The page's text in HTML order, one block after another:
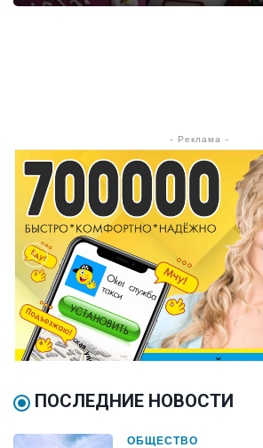
- Реклама -
ПОСЛЕДНИЕ НОВОСТИ
ОБЩЕСТВО